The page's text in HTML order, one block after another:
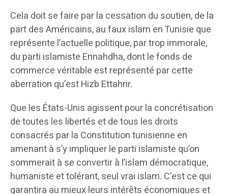
Cela doit se faire par la cessation du soutien, de la
part des Américains, au faux islam en Tunisie que
représente l’actuelle politique, par trop immorale,
du parti islamiste Ennahdha, dont le fonds de
commerce véritable est représenté par cette
aberration qu’est Hizb Ettahrir.
Que les États-Unis agissent pour la concrétisation
de toutes les libertés et de tous les droits
consacrés par la Constitution tunisienne en
amenant à s’y impliquer le parti islamiste qu’on
sommerait à se convertir à l’islam démocratique,
humaniste et tolérant, seul vrai islam. C’est ce qui
garantira au mieux leurs intérêts économiques et